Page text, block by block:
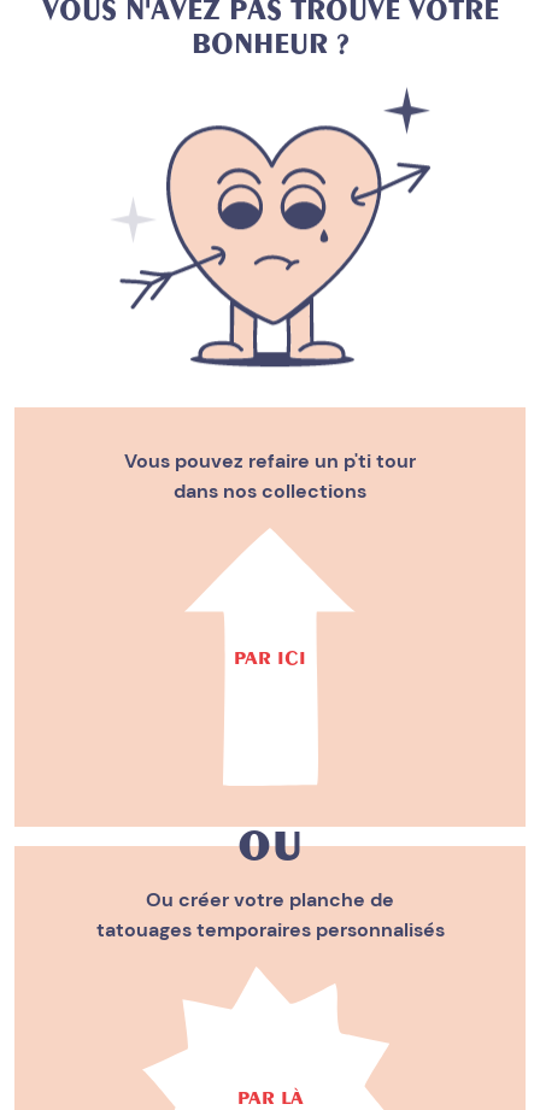
VOUS N'AVEZ PAS TROUVÉ VOTRE
BONHEUR ?
ou
Vous pouvez refaire un p'ti tour
dans nos collections
PAR ICI
Ou créer votre planche de
tatouages temporaires personnalisés
PAR LÀ